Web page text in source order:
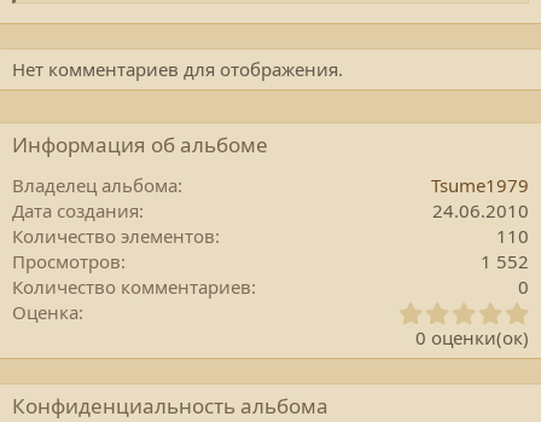
Нет комментариев для отображения.
Информация об альбоме
Владелец альбома
Tsume1979
Дата создания
24.06.2010
Количество элементов
110
Просмотров
1 552
Количество комментариев
0
Оценка
0
0
0 оценки(ок)
Конфиденциальность альбома